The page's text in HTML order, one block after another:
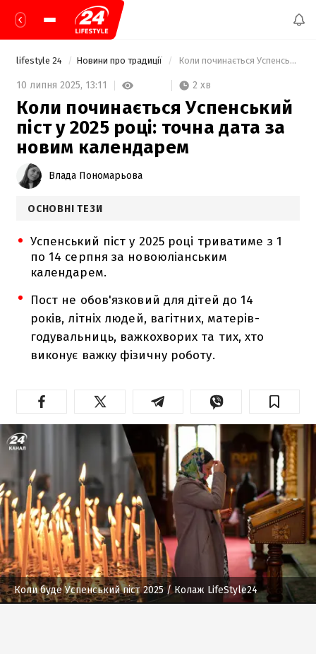
lifestyle 24 Новини про традиції Коли починається Успенський піст у 2025 році: точна дата за новим календарем
10 липня 2025, 13:11 2 хв
Коли починається Успенський
піст у 2025 році: точна дата за
новим календарем
Влада Пономарьова
ОСНОВНІ ТЕЗИ
Успенський піст у 2025 році триватиме з 1
по 14 серпня за новоюліанським
календарем.
Пост не обов'язковий для дітей до 14
років, літніх людей, вагітних, матерів-
годувальниць, важкохворих та тих, хто
виконує важку фізичну роботу.
Коли буде Успенський піст 2025/ Колаж LifeStyle24